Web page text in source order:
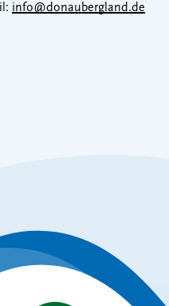
info@donaubergland.de